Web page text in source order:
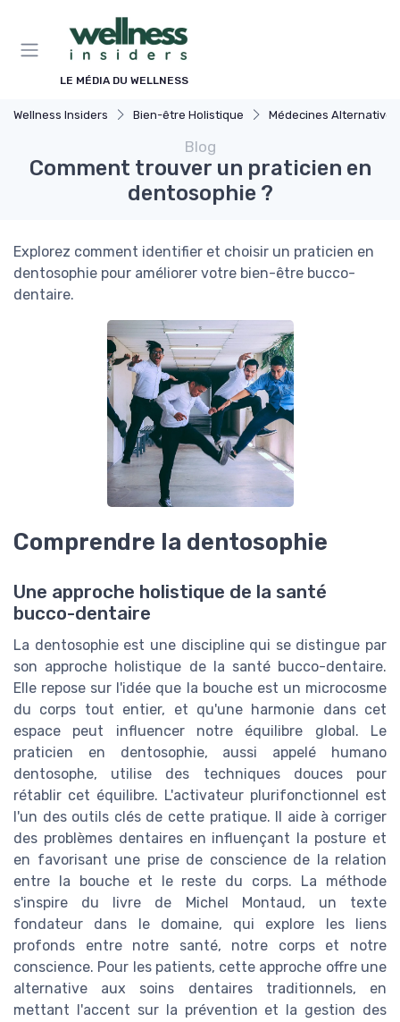
LE MÉDIA DU WELLNESS
Wellness Insiders Bien-être Holistique Médecines Alternatives
Blog
Comment trouver un praticien en
dentosophie ?
Explorez comment identifier et choisir un praticien en
dentosophie pour améliorer votre bien-être bucco-
dentaire.
Comprendre la dentosophie
Une approche holistique de la santé
bucco-dentaire
La dentosophie est une discipline qui se distingue par
son approche holistique de la santé bucco-dentaire.
Elle repose sur l'idée que la bouche est un microcosme
du corps tout entier, et qu'une harmonie dans cet
espace peut influencer notre équilibre global. Le
praticien en dentosophie, aussi appelé humano
dentosophe, utilise des techniques douces pour
rétablir cet équilibre. L'activateur plurifonctionnel est
l'un des outils clés de cette pratique. Il aide à corriger
des problèmes dentaires en influençant la posture et
en favorisant une prise de conscience de la relation
entre la bouche et le reste du corps. La méthode
s'inspire du livre de Michel Montaud, un texte
fondateur dans le domaine, qui explore les liens
profonds entre notre santé, notre corps et notre
conscience. Pour les patients, cette approche offre une
alternative aux soins dentaires traditionnels, en
mettant l'accent sur la prévention et la gestion des